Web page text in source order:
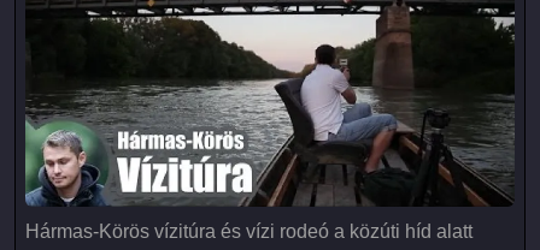
Hármas-Körös vízitúra és vízi rodeó a közúti híd alatt